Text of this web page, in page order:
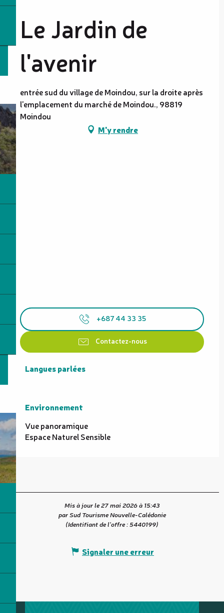
Le Jardin de
l'avenir
entrée sud du village de Moindou, sur la droite après
l'emplacement du marché de Moindou., 98819
Moindou
M'y rendre
+687 44 33 35
Contactez-nous
Langues parlées
Langues parlées
Environnement
Environnement
Vue panoramique
Espace Naturel Sensible
Mis à jour le 27 mai 2026 à 15:43
par Sud Tourisme Nouvelle-Calédonie
(Identifiant de l'offre :5440199)
Signaler une erreur